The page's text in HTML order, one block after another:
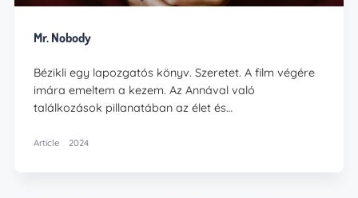
Mr. Nobody
Bézikli egy lapozgatós könyv. Szeretet. A film végére
imára emeltem a kezem. Az Annával való
találkozások pillanatában az élet és…
Article 2024